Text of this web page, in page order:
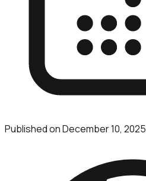
Published onDecember 10, 2025